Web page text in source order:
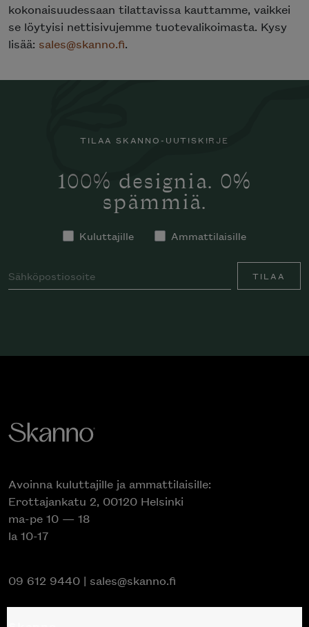
kokonaisuudessaan tilattavissa kauttamme, vaikkei
se löytyisi nettisivujemme tuotevalikoimasta. Kysy
lisää: sales@skanno.fi.
TILAA SKANNO-UUTISKIRJE
100% designia. 0%
spämmiä.
Kuluttajille Ammattilaisille
TILAA
Avoinna kuluttajille ja ammattilaisille:
Erottajankatu 2, 00120 Helsinki
ma-pe 10 — 18
la 10-17
09 612 9440 | sales@skanno.fi